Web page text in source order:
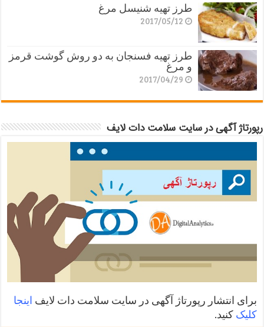
طرز تهیه شنیسل مرغ
2017/05/12
طرز تهیه فسنجان به دو روش گوشت قرمز
و مرغ
2017/04/29
رپورتاژ آگهی در سایت سلامت دات لایف
برای انتشار رپورتاژ آگهی در سایت سلامت دات لایف اینجا
کلیک کنید.